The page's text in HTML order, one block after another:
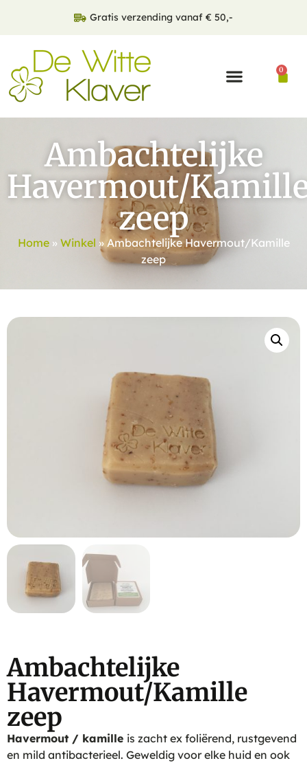
Gratis verzending vanaf € 50,-
0
Ambachtelijke
Havermout/
zeep
Home» Winkel » Ambachtelijke Havermout/Kamille
zeep
Ambachtelijke
Havermout/Kamille
zeep
Havermout / kamille is zacht ex foliërend, rustgevend
en mild antibacterieel. Geweldig voor elke huid en ook